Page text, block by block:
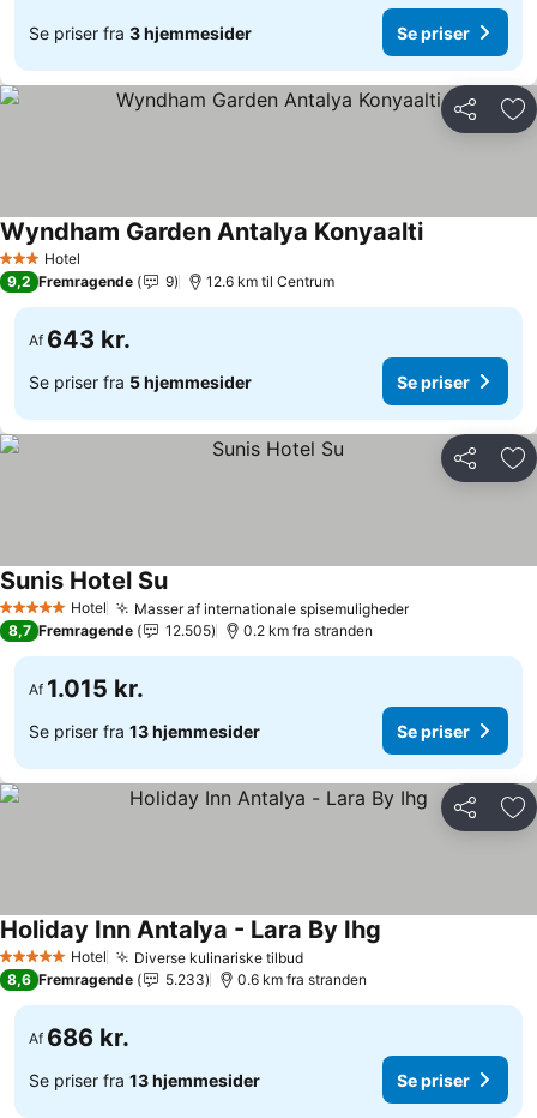
Se priser fra 3 hjemmesider Se priser
Del
3 StjernerHotel
Wyndham Garden Antalya Konyaalti
9,2 Fremragende 9 12.6 km til Centrum
Af 643 kr.
Se priser fra 5 hjemmesider Se priser
Del
5 Stjerner Hotel Masser af internationale spisemuligheder
Sunis Hotel Su
8,7 Fremragende 12.505 0.2 km fra stranden
Af 1.015 kr.
Se priser fra 13 hjemmesider Se priser
Del
5 Stjerner Hotel Diverse kulinariske tilbud
Holiday Inn Antalya - Lara By Ihg
8,6 Fremragende 5.233 0.6 km fra stranden
Af 686 kr.
Se priser fra 13 hjemmesider Se priser